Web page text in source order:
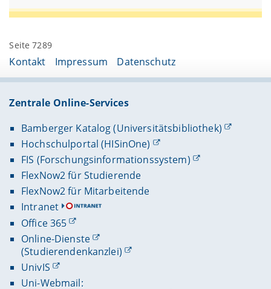
Seite 7289
Kontakt Impressum Datenschutz
Zentrale Online-Services
Bamberger Katalog (Universitätsbibliothek)
Hochschulportal (HISinOne)
FIS (Forschungsinformationssystem)
FlexNow2 für Studierende
FlexNow2 für Mitarbeitende
Intranet
Office 365
Online-Dienste
(Studierendenkanzlei)
UnivIS
Uni-Webmail: